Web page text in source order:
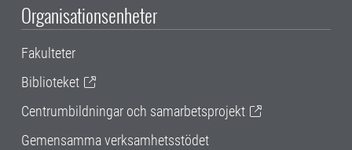
Organisationsenheter
Fakulteter
Biblioteket
Centrumbildningar och samarbetsprojekt
Gemensamma verksamhetsstödet